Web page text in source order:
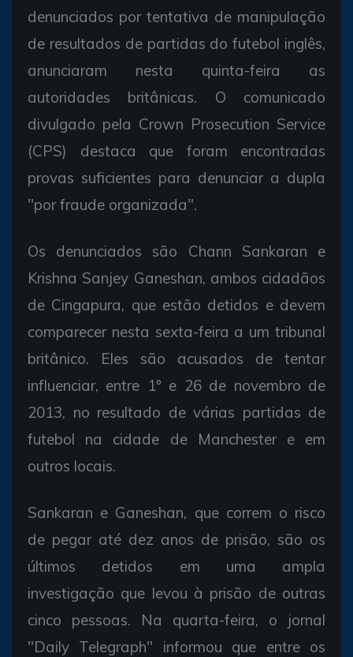
denunciados por tentativa de manipulação
de resultados de partidas do futebol inglês,
anunciaram nesta quinta-feira as
autoridades britânicas. O comunicado
divulgado pela Crown Prosecution Service
(CPS) destaca que foram encontradas
provas suficientes para denunciar a dupla
"por fraude organizada".
Os denunciados são Chann Sankaran e
Krishna Sanjey Ganeshan, ambos cidadãos
de Cingapura, que estão detidos e devem
comparecer nesta sexta-feira a um tribunal
britânico. Eles são acusados de tentar
influenciar, entre 1º e 26 de novembro de
2013, no resultado de várias partidas de
futebol na cidade de Manchester e em
outros locais.
Sankaran e Ganeshan, que correm o risco
de pegar até dez anos de prisão, são os
últimos detidos em uma ampla
investigação que levou à prisão de outras
cinco pessoas. Na quarta-feira, o jornal
"Daily Telegraph" informou que entre os